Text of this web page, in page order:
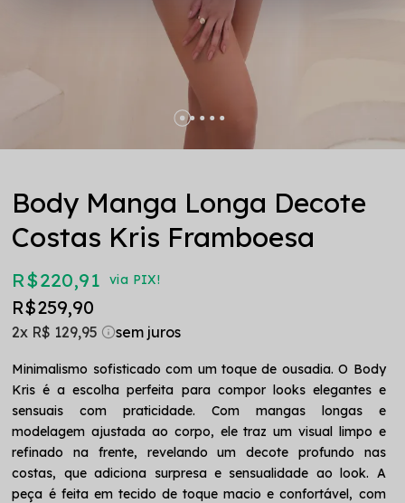
Body Manga Longa Decote
Costas Kris Framboesa
R$ 220,91 via PIX!
R$ 259,90
2x R$ 129,95
Minimalismo sofisticado com um toque de ousadia. O Body
Kris é a escolha perfeita para compor looks elegantes e
sensuais com praticidade. Com mangas longas e
modelagem ajustada ao corpo, ele traz um visual limpo e
refinado na frente, revelando um decote profundo nas
costas, que adiciona surpresa e sensualidade ao look. A
peça é feita em tecido de toque macio e confortável, com